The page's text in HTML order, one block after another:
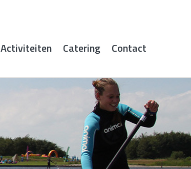
Activiteiten Catering Contact